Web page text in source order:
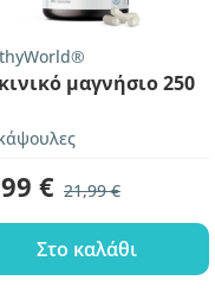
μαγνήσιο 250
€ 21,99 €
Στο καλάθι